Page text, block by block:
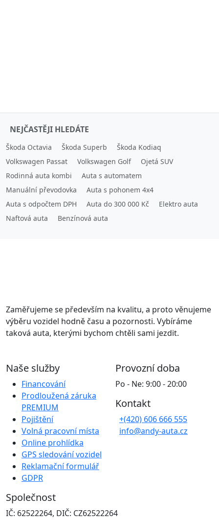
NEJČASTĚJI HLEDÁTE
Škoda Octavia Škoda Superb
Škoda Kodiaq
Volkswagen Passat
Volkswagen Golf
Ojetá SUV
Rodinná auta kombi
Auta s automatem
Manuální převodovka
Auta s pohonem 4x4
Auta s odpočtem DPH
Auta do 300 000 Kč
Elektro auta
Naftová auta
Benzínová auta
Zaměřujeme se především na kvalitu, a proto věnujeme
výběru vozidel hodně času a pozornosti. Vybíráme
taková auta, kterými bychom chtěli sami jezdit.
Naše služby
Financování
Prodloužená záruka
PREMIUM
Pojištění
Volná pracovní místa
Online prohlídka
GPS sledování vozidel
Reklamační formulář
GDPR
Provozní doba
Po - Ne: 9:00 - 20:00
Kontakt
+(420) 606 666 555
info@andy-auta.cz
Společnost
IČ: 62522264, DIČ: CZ62522264